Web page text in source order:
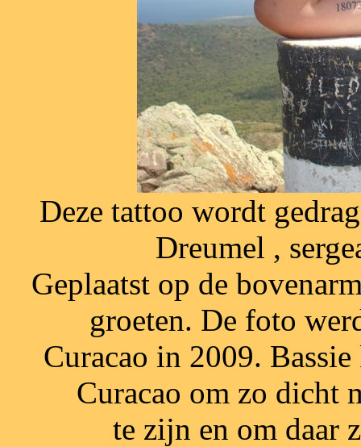
Deze tattoo wordt
Dreumel ,
Geplaatst op de
groeten. De foto
Curacao in 2009.
Curacao om zo dicht
te zijn en om daar